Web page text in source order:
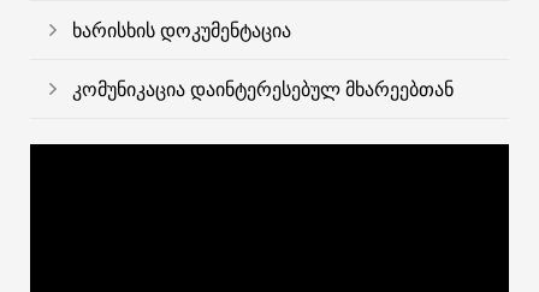
ხარისხის დოკუმენტაცია
კომუნიკაცია დაინტერესებულ მხარეებთან